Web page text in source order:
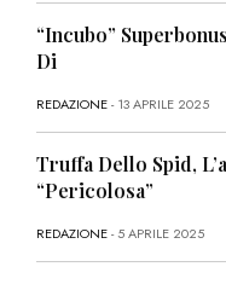
“Incubo”
Di
REDAZIONE- 13 APRILE 2025
Truffa Dello Spid,
“Pericolosa”
REDAZIONE- 5 APRILE 2025